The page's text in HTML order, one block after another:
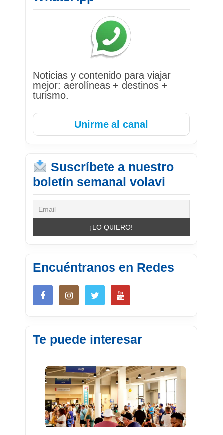
Noticias y contenido para viajar
mejor: aerolíneas + destinos +
turismo.
Unirme al canal
Suscríbete a nuestro
boletín semanal volavi
Encuéntranos en Redes
Te puede interesar